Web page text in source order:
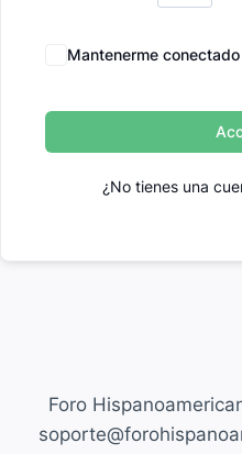
Mantenerme conectado
¿No tienes una
Foro